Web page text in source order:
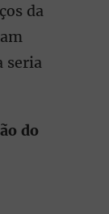
da
seria
do